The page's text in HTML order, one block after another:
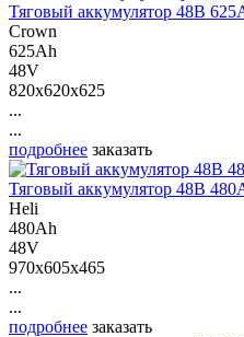
Тяговый аккумулятор 48В
Crown
625Ah
48V
820x620x625
...
...
подробнее заказать
Тяговый аккумулятор 48В
Heli
480Ah
48V
970x605x465
...
...
подробнее заказать